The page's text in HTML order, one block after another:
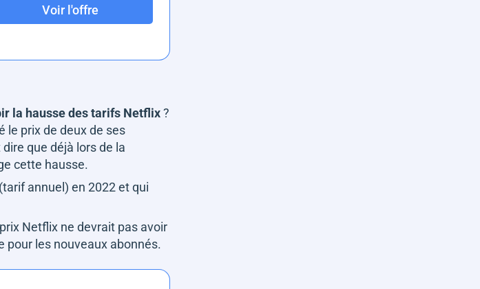
Voir l'offre
la hausse des tarifs Netflix?
le prix de deux de ses
que déjà lors de la
cette hausse.
annuel) en 2022 et qui
Netflix ne devrait pas avoir
pour les nouveaux abonnés.